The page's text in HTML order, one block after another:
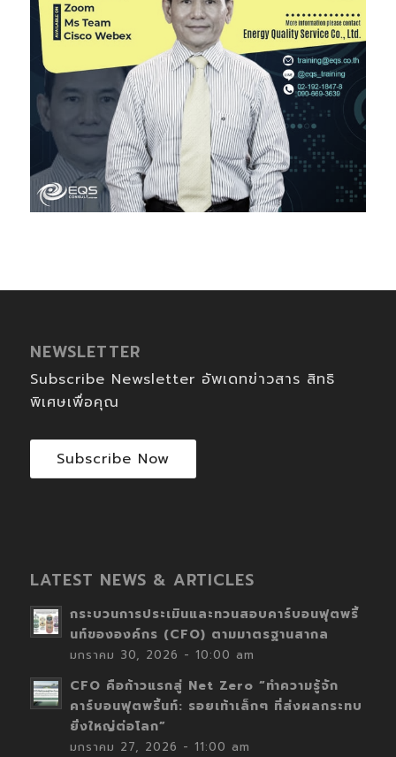
NEWSLETTER
Subscribe Newsletter อัพเดทข่าวสาร สิทธิ
พิเศษเพื่อคุณ
Subscribe Now
LATEST NEWS & ARTICLES
กระบวนการประเมินและทวนสอบคาร์บอนฟุตพริ้
นท์ขององค์กร (CFO) ตามมาตรฐานสากล
มกราคม 30, 2026 - 10:00 am
CFO คือก้าวแรกสู่ Net Zero “ทำความรู้จัก
คาร์บอนฟุตพริ้นท์: รอยเท้าเล็กๆ ที่ส่งผลกระทบ
ยิ่งใหญ่ต่อโลก”
มกราคม 27, 2026 - 11:00 am